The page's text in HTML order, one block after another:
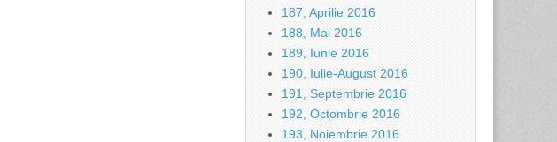
187, Aprilie 2016
188, Mai 2016
189, Iunie 2016
190, Iulie-August 2016
191, Septembrie 2016
192, Octombrie 2016
193, Noiembrie 2016